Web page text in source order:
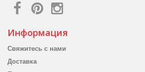
Информация
Свяжитесь с нами
Доставка